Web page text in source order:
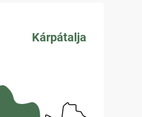
Kárpátalja